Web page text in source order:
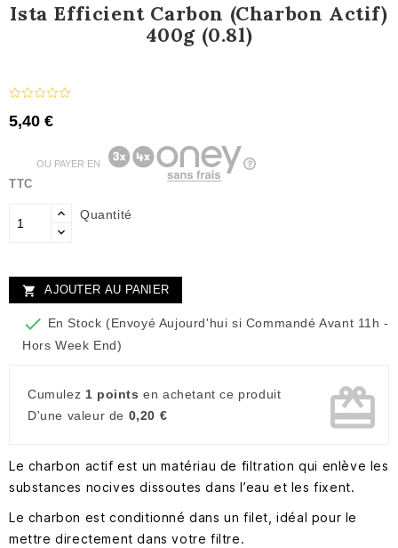
Ista Efficient Carbon (Charbon Actif)
400g (0.8l)
5,40 €
TTC
OU PAYER EN
Quantité
 AJOUTER AU PANIER
 En Stock (Envoyé Aujourd'hui si Commandé Avant 11h -
Hors Week End)
Cumulez 1 points en achetant ce produit
D'une valeur de 0,20 € card_giftcard
Le charbon actif est un matériau de filtration qui enlève les
substances nocives dissoutes dans l’eau et les fixent.
Le charbon est conditionné dans un filet, idéal pour le
mettre directement dans votre filtre.